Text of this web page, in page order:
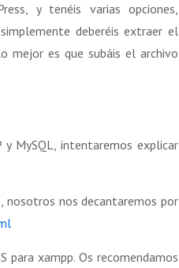
y tenéis varias opciones,
deberéis extraer el
mejor es que subáis el archivo
MySQL, intentaremos explicar
nosotros nos decantaremos por
xampp. Os recomendamos